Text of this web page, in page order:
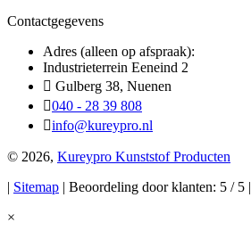
Contactgegevens
Adres (alleen op afspraak):
Industrieterrein Eeneind 2
Gulberg 38, Nuenen
040 - 28 39 808
info@kureypro.nl
© 2026, Kureypro Kunststof Producten
| Sitemap | Beoordeling door klanten: 5 / 5 |
×